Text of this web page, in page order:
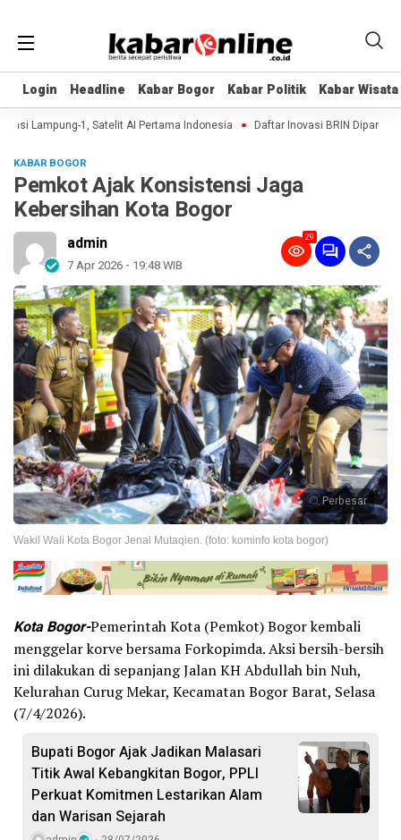
Login Headline Kabar Bogor Kabar Politik Kabar Wisata
Login Headline Kabar Bogor Kabar Politik Kabar Wisata
Lampung-1, Satelit AI Pertama Indonesia Daftar Inovasi BRIN
KABAR BOGOR
Pemkot Ajak Konsistensi Jaga
Kebersihan Kota Bogor
admin
7 Apr 2026 - 19:48 WIB
29
Perbesar
Wakil Wali Kota Bogor Jenal Mutaqien. (foto: kominfo kota bogor)
Kota Bogor-Pemerintah Kota (Pemkot) Bogor kembali
menggelar korve bersama Forkopimda. Aksi bersih-bersih
ini dilakukan di sepanjang Jalan KH Abdullah bin Nuh,
Kelurahan Curug Mekar, Kecamatan Bogor Barat, Selasa
(7/4/2026).
Bupati Bogor Ajak Jadikan Malasari
Titik Awal Kebangkitan Bogor, PPLI
Perkuat Komitmen Lestarikan Alam
dan Warisan Sejarah